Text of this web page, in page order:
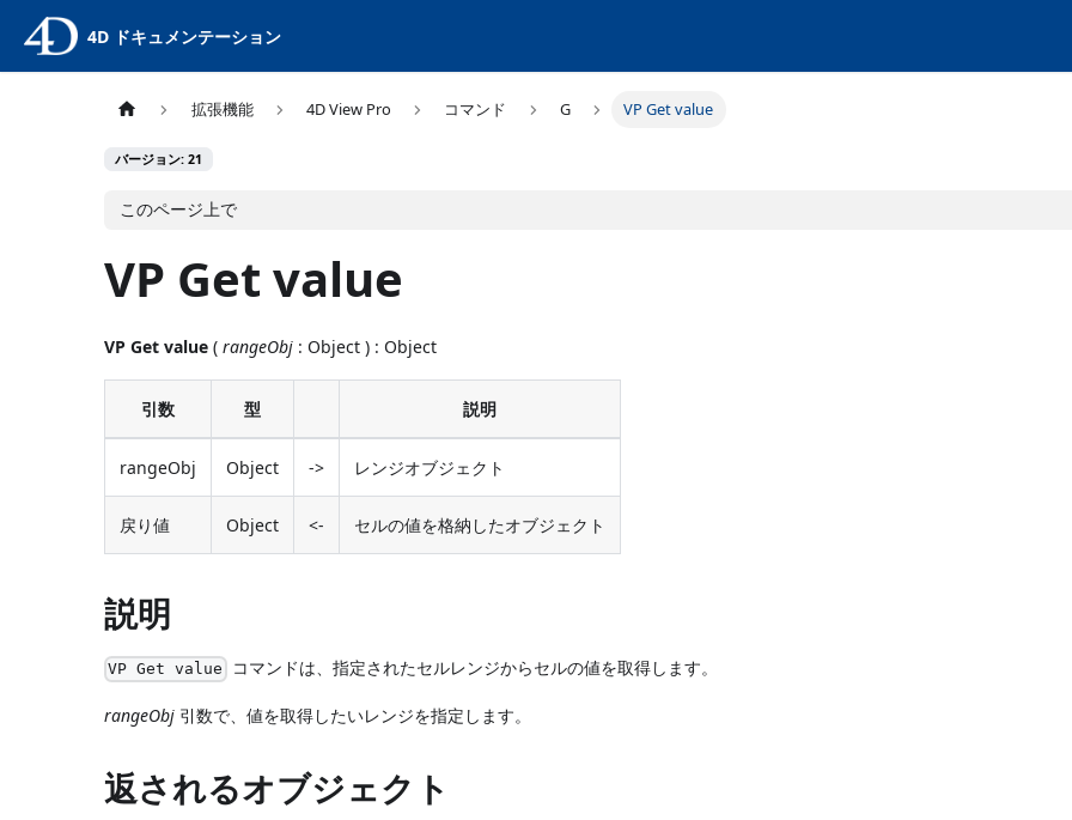
4D ドキュメンテーション
拡張機能 4D View Pro コマンド G VP Get value
バージョン: 21
このページ上で
VP Get value
VP Get value (rangeObj : Object ) : Object
引数 型 説明
rangeObj Object -> レンジオブジェクト
戻り値 Object <- セルの値を格納したオブジェクト
説明
VP Get value コマンドは、指定されたセルレンジからセルの値を取得します。
rangeObj 引数で、値を取得したいレンジを指定します。
返されるオブジェクト